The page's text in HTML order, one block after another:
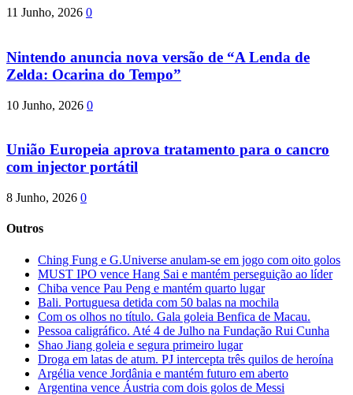
11 Junho, 2026 0
Nintendo anuncia nova versão de “A Lenda de
Zelda: Ocarina do Tempo”
10 Junho, 2026 0
União Europeia aprova tratamento para o cancro
com injector portátil
8 Junho, 2026 0
Outros
Ching Fung e G.Universe anulam-se em jogo com oito golos
MUST IPO vence Hang Sai e mantém perseguição ao líder
Chiba vence Pau Peng e mantém quarto lugar
Bali. Portuguesa detida com 50 balas na mochila
Com os olhos no título. Gala goleia Benfica de Macau.
Pessoa caligráfico. Até 4 de Julho na Fundação Rui Cunha
Shao Jiang goleia e segura primeiro lugar
Droga em latas de atum. PJ intercepta três quilos de heroína
Argélia vence Jordânia e mantém futuro em aberto
Argentina vence Áustria com dois golos de Messi